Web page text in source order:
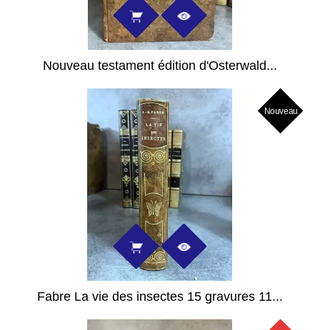
Nouveau testament édition d'Osterwald...
Nouveau
Fabre La vie des insectes 15 gravures 11...